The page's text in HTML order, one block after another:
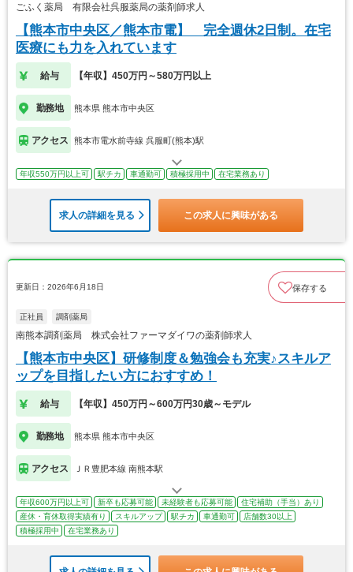
ごふく薬局 有限会社呉服薬局の薬剤師求人
【熊本市中央区／熊本市電】 完全週休2日制。在宅
医療にも力を入れています
給与 【年収】450万円～580万円以上
勤務地 熊本県 熊本市中央区
アクセス 熊本市電水前寺線 呉服町(熊本)駅
年収550万円以上可 駅チカ 車通勤可 積極採用中 在宅業務あり
求人の詳細を見る この求人に興味がある
更新日：2026年6月18日 保存する
正社員 調剤薬局
南熊本調剤薬局 株式会社ファーマダイワの薬剤師求人
【熊本市中央区】研修制度＆勉強会も充実♪スキルア
ップを目指したい方におすすめ！
給与 【年収】450万円～600万円30歳～モデル
勤務地 熊本県 熊本市中央区
アクセス ＪＲ豊肥本線 南熊本駅
年収600万円以上可 新卒も応募可能 未経験者も応募可能
住宅補助（手当）あり
産休・育休取得実績有り
スキルアップ 駅チカ 車通勤可
店舗数30以上
積極採用中
在宅業務あり